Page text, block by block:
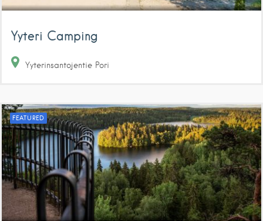
Yyteri Camping
Yyterinsantojentie Pori
FEATURED